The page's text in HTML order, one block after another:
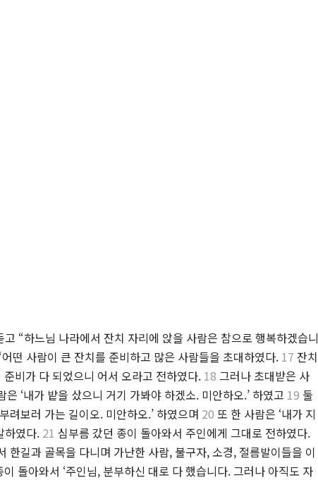
“하느님 나라에서 잔치 자리에 앉을 사람은 참으로 행복하겠습니
떤 사람이 큰 잔치를 준비하고 많은 사람들을 초대하였다. 17 잔치
비가 다 되었으니 어서 오라고 전하였다. 18 그러나 초대받은 사
‘내가 밭을 샀으니 거기 가봐야 하겠소. 미안하오.’ 하였고 19 둘
려보러 가는 길이오. 미안하오.’ 하였으며 20 또 한 사람은 ‘내가 지
하였다. 21 심부름 갔던 종이 돌아와서 주인에게 그대로 전하였다.
한길과 골목을 다니며 가난한 사람, 불구자, 소경, 절름발이들을 이
이 돌아와서 ‘주인님, 분부하신 대로 다 했습니다. 그러나 아직도 자